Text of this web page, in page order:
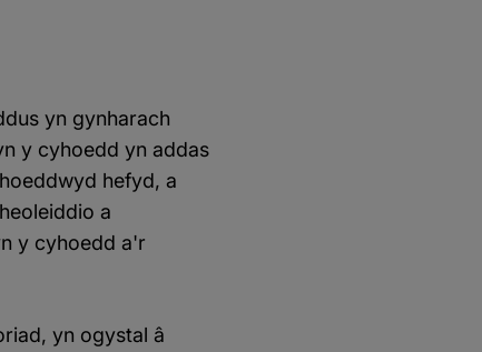
yn gynharach
y cyhoedd yn addas
hefyd, a
a
y cyhoedd a'r
yn ogystal â